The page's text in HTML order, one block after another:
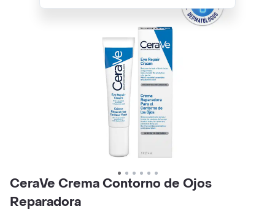
CeraVe Crema Contorno de Ojos
Reparadora